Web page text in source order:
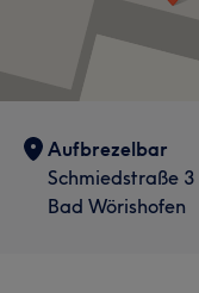
Aufbrezelbar
Schmiedstraße 3
Bad Wörishofen